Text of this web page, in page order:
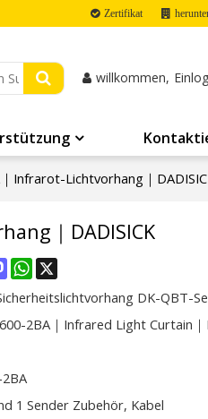
Zertifikat
willkommen,
Infrarot-Lichtvorhang｜
｜DADISICK
MastodonWhatsApp
DK-QBT-
2BA｜Infrared Light Curtain｜
1 Sender Zubehör, Kabel